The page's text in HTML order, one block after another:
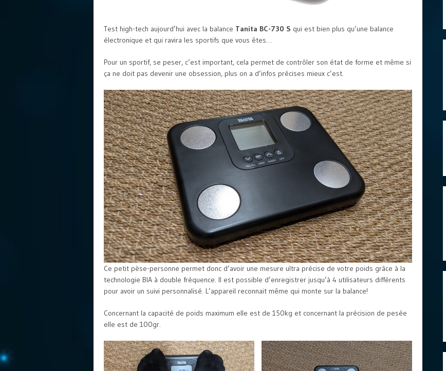
Test high-tech aujourd’hui avec la balance Tanita BC-730 S qui est bien plus qu’une balance
électronique et qui ravira les sportifs que vous êtes…
Pour un sportif, se peser, c’est important, cela permet de contrôler son état de forme et même si
ça ne doit pas devenir une obsession, plus on a d’infos précises mieux c’est.
Ce petit pèse-personne permet donc d’avoir une mesure ultra précise de votre poids grâce à la
technologie BIA à double fréquence. Il est possible d’enregistrer jusqu’à 4 utilisateurs différents
pour avoir un suivi personnalisé. L’appareil reconnait même qui monte sur la balance!
Concernant la capacité de poids maximum elle est de 150kg et concernant la précision de pesée
elle est de 100gr.